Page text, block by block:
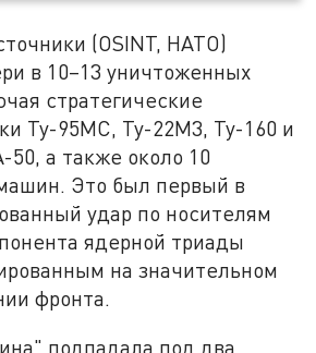
(OSINT, НАТО)
в 10–13 уничтоженных
стратегические
Ту-95МС, Ту-22М3, Ту-160 и
а также около 10
Это был первый в
удар по носителям
ядерной триады
на значительном
фронта.
подпадала под два